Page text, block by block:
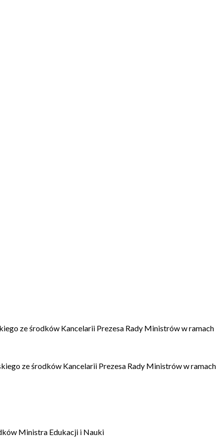
ze środków Kancelarii Prezesa Rady Ministrów w ramach
ze środków Kancelarii Prezesa Rady Ministrów w ramach
Ministra Edukacji i Nauki